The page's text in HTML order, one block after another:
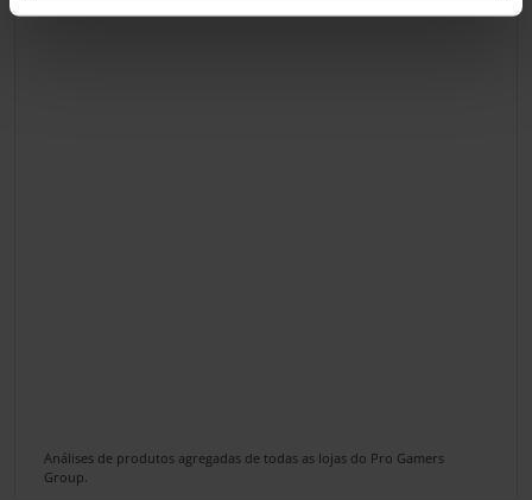
Análises de produtos agregadas de todas as lojas do Pro Gamers
Group.